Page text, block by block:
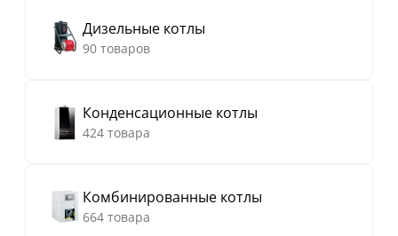
Дизельные котлы
90 товаров
Конденсационные котлы
424 товара
Комбинированные котлы
664 товара